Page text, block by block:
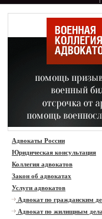
Адвокаты России
Юридическая консультация
Коллегия адвокатов
Закон об адвокатах
Услуги адвокатов
Адвокат по гражданским
Адвокат по жилищным